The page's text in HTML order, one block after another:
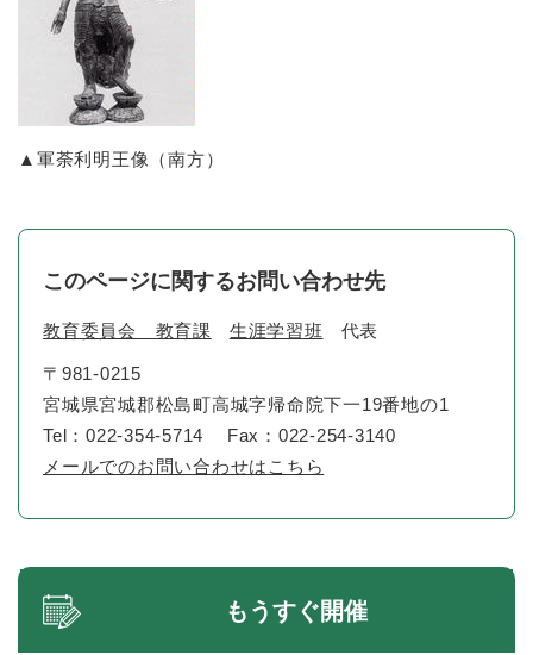
▲軍荼利明王像（南方）
このページに関するお問い合わせ先
教育委員会 教育課 生涯学習班 代表
〒981-0215
宮城県宮城郡松島町高城字帰命院下一19番地の1
Tel：022-354-5714
Fax：022-254-3140
メールでのお問い合わせはこちら
もうすぐ開催